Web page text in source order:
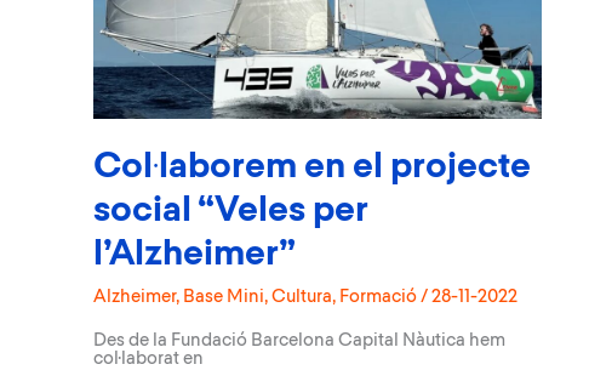
22
peus”
Col·laborem en el projecte
social “Veles per
l’Alzheimer”
Alzheimer, Base Mini, Cultura, Formació / 28-11-2022
Des de la Fundació Barcelona Capital Nàutica hem
col·laborat en